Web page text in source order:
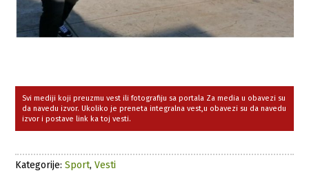
Svi mediji koji preuzmu vest ili fotografiju sa portala Za media u obavezi su
da navedu izvor. Ukoliko je preneta integralna vest,u obavezi su da navedu
izvor i postave link ka toj vesti.
Kategorije:Sport,Vesti